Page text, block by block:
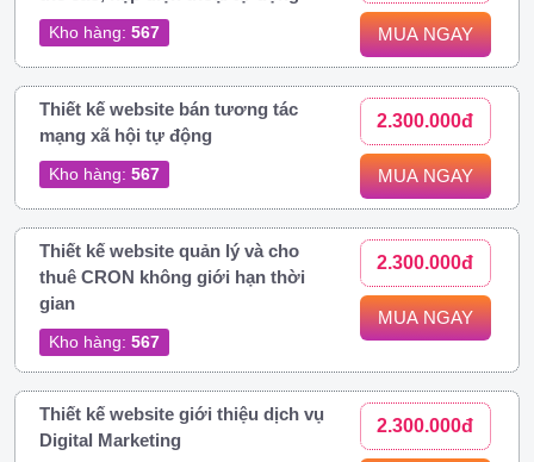
Kho hàng: 567 MUA NGAY
Thiết kế website bán tương tác
mạng xã hội tự động
Kho hàng: 567
2.300.000đ
MUA NGAY
Thiết kế website quản lý và cho
thuê CRON không giới hạn thời
gian
Kho hàng: 567
2.300.000đ
MUA NGAY
Thiết kế website giới thiệu dịch vụ
Digital Marketing
2.300.000đ